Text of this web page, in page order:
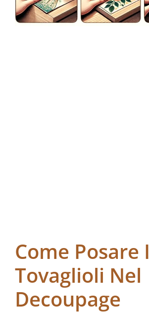
Come Posare I
Tovaglioli Nel
Decoupage